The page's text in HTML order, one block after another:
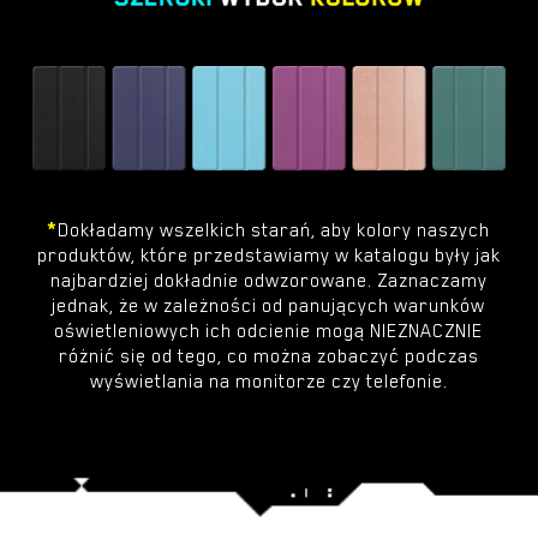
*Dokładamy wszelkich starań, aby kolory naszych
produktów, które przedstawiamy w katalogu były jak
najbardziej dokładnie odwzorowane. Zaznaczamy
jednak, że w zależności od panujących warunków
oświetleniowych ich odcienie mogą NIEZNACZNIE
różnić się od tego, co można zobaczyć podczas
wyświetlania na monitorze czy telefonie.